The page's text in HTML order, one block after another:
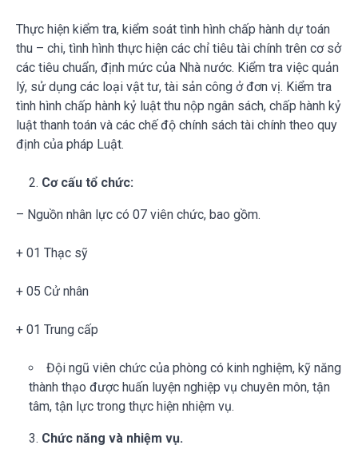
Thực hiện kiểm tra, kiểm soát tình hình chấp hành dự toán
thu – chi, tình hình thực hiện các chỉ tiêu tài chính trên cơ sở
các tiêu chuẩn, định mức của Nhà nước. Kiểm tra việc quản
lý, sử dụng các loại vật tư, tài sản công ở đơn vị. Kiểm tra
tình hình chấp hành kỷ luật thu nộp ngân sách, chấp hành kỷ
luật thanh toán và các chế độ chính sách tài chính theo quy
định của pháp Luật.
Cơ cấu tổ chức:
– Nguồn nhân lực có 07 viên chức, bao gồm.
+ 01 Thạc sỹ
+ 05 Cử nhân
+ 01 Trung cấp
Đội ngũ viên chức của phòng có kinh nghiệm, kỹ năng
thành thạo được huấn luyện nghiệp vụ chuyên môn, tận
tâm, tận lực trong thực hiện nhiệm vụ.
Chức năng và nhiệm vụ.